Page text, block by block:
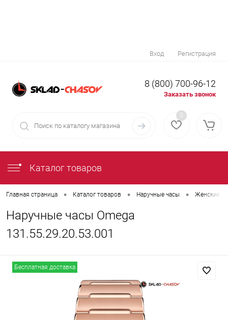
Вход Регистрация
8 (800) 700-96-12
Заказать звонок
0
Каталог товаров
Главная страница • Каталог товаров • Наручные часы • Женские
Наручные часы Omega
131.55.29.20.53.001
Бесплатная доставка